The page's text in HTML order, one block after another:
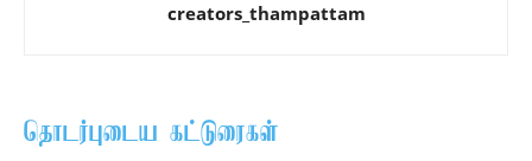
creators_thampattam
தொடர்புடைய கட்டுரைகள்